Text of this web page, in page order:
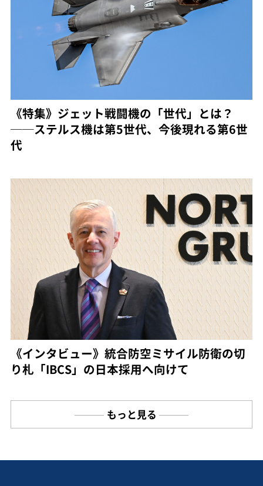
《特集》ジェット戦闘機の「世代」とは？
──ステルス機は第5世代、今後現れる第6世
代
《インタビュー》統合防空ミサイル防衛の切
り札「IBCS」の日本採用へ向けて
もっと見る